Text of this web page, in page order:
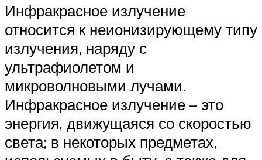
Инфракрасное излучение
относится к неионизирующему типу
излучения, наряду с
ультрафиолетом и
микроволновыми лучами.
Инфракрасное излучение – это
энергия, движущаяся со скоростью
света; в некоторых предметах,